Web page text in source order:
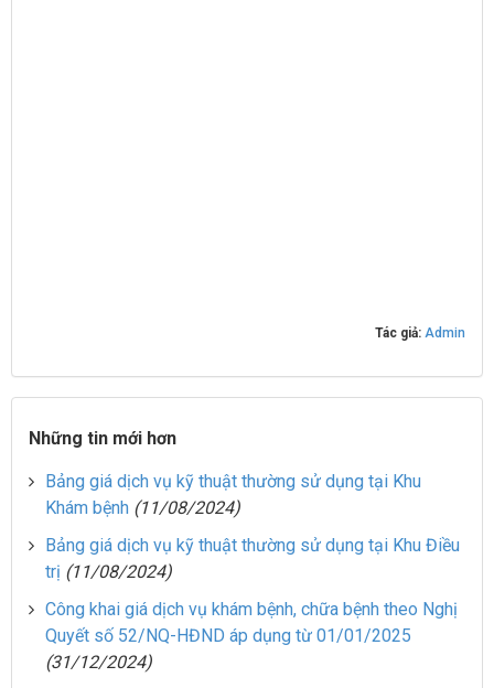
Tác giả: Admin
Những tin mới hơn
Bảng giá dịch vụ kỹ thuật thường sử dụng tại Khu
Khám bệnh (11/08/2024)
Bảng giá dịch vụ kỹ thuật thường sử dụng tại Khu Điều
trị (11/08/2024)
Công khai giá dịch vụ khám bệnh, chữa bệnh theo Nghị
Quyết số 52/NQ-HĐND áp dụng từ 01/01/2025
(31/12/2024)